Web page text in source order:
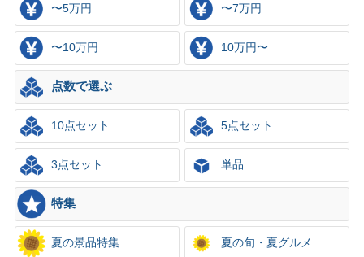
〜5万円 〜7万円
〜10万円 10万円〜
点数で選ぶ
10点セット 5点セット
3点セット 単品
特集
夏の景品特集 夏の旬・夏グルメ